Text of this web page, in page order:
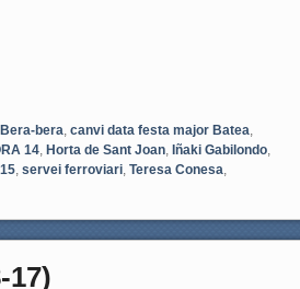
Bera-bera, canvi data festa major Batea,
14, Horta de Sant Joan, Iñaki Gabilondo,
, servei ferroviari, Teresa Conesa,
17)